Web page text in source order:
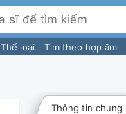
Thể loại Tìm theo hợp âm
Thông tin chung